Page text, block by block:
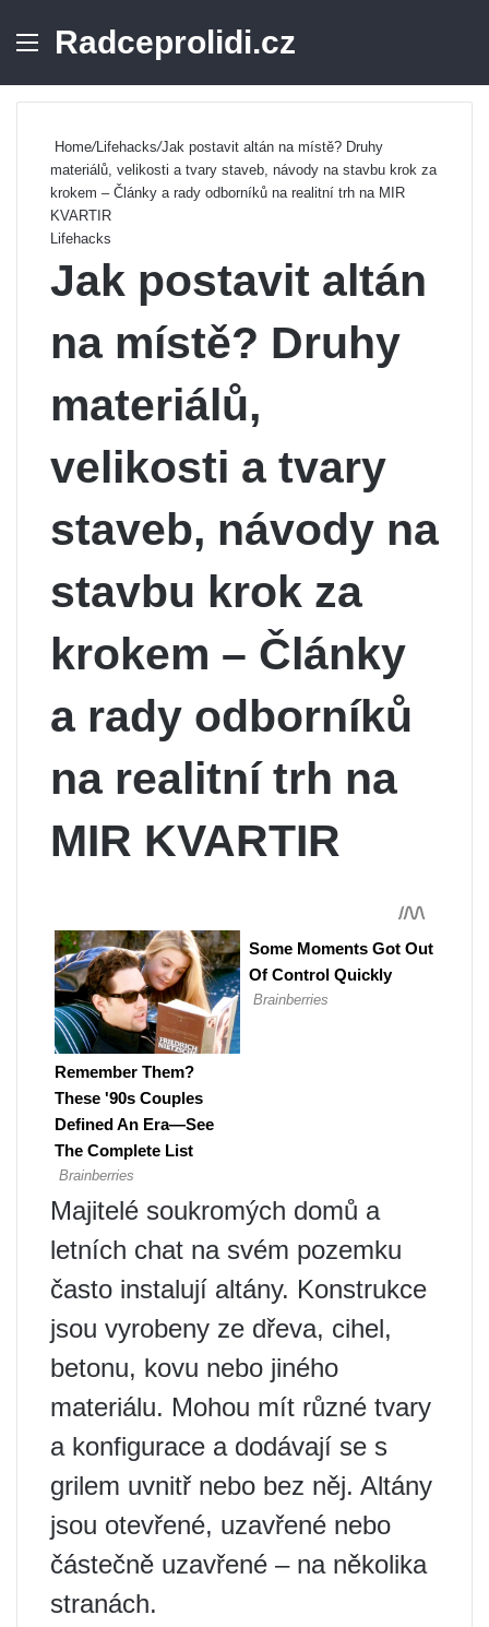
Menu
Radceprolidi.cz
Home/Lifehacks/Jak postavit altán na místě? Druhy
materiálů, velikosti a tvary staveb, návody na stavbu krok za
krokem – Články a rady odborníků na realitní trh na MIR
KVARTIR
Lifehacks
Jak postavit altán
na místě? Druhy
materiálů,
velikosti a tvary
staveb, návody na
stavbu krok za
krokem – Články
a rady odborníků
na realitní trh na
MIR KVARTIR
Majitelé soukromých domů a
letních chat na svém pozemku
často instalují altány. Konstrukce
jsou vyrobeny ze dřeva, cihel,
betonu, kovu nebo jiného
materiálu. Mohou mít různé tvary
a konfigurace a dodávají se s
grilem uvnitř nebo bez něj. Altány
jsou otevřené, uzavřené nebo
částečně uzavřené – na několika
stranách.